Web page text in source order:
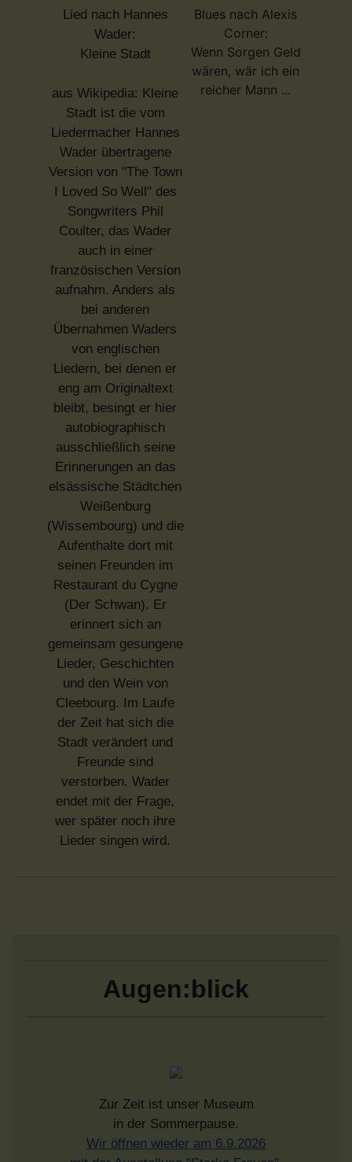
Lied nach Hannes
Wader:
Kleine Stadt
aus Wikipedia: Kleine
Stadt ist die vom
Liedermacher Hannes
Wader übertragene
Version von "The Town
I Loved So Well" des
Songwriters Phil
Coulter, das Wader
auch in einer
französischen Version
aufnahm. Anders als
bei anderen
Übernahmen Waders
von englischen
Liedern, bei denen er
eng am Originaltext
bleibt, besingt er hier
autobiographisch
ausschließlich seine
Erinnerungen an das
elsässische Städtchen
Weißenburg
(Wissembourg) und die
Aufenthalte dort mit
seinen Freunden im
Restaurant du Cygne
(Der Schwan). Er
erinnert sich an
gemeinsam gesungene
Lieder, Geschichten
und den Wein von
Cleebourg. Im Laufe
der Zeit hat sich die
Stadt verändert und
Freunde sind
verstorben. Wader
endet mit der Frage,
wer später noch ihre
Lieder singen wird.
Blues nach Alexis
Corner:
Wenn Sorgen Geld
wären, wär ich ein
reicher Mann ...
Augen:blick
Zur Zeit ist unser Museum
in der Sommerpause.
Wir öffnen wieder am 6.9.2026